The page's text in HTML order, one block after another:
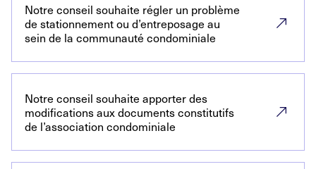
Notre conseil souhaite régler un problème
de stationnement ou d’entreposage au
sein de la communauté condominiale
Notre conseil souhaite apporter des
modifications aux documents constitutifs
de l’association condominiale